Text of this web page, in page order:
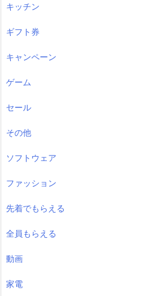
キッチン
ギフト券
キャンペーン
ゲーム
セール
その他
ソフトウェア
ファッション
先着でもらえる
全員もらえる
動画
家電